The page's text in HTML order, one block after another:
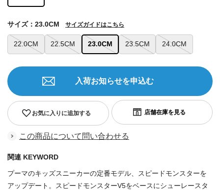
22.0CM 22.5CM 23.0CM 23.5CM 24.0CM
サイズ：23.0CM サイズガイドはこちら
お気に入りに追加する
入荷お知らせを申込む
この商品について問い合わせる
関連 KEYWORD
プーマのキッズスニーカーの定番モデル、スピードモンスターを
アップデート。スピードモンスターV5をベースにシューレースタ